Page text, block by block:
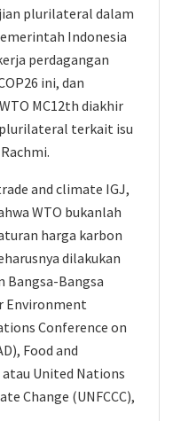
plurilateral dalam
Indonesia
perdagangan
ini, dan
MC12th diakhir
terkait isu
and climate IGJ,
WTO bukanlah
harga karbon
dilakukan
Bangsa-Bangsa
Environment
Conference on
Food and
United Nations
Change (UNFCCC),